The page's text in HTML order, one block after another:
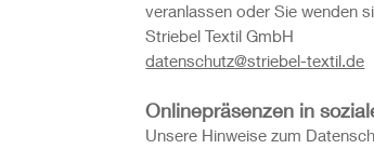
veranlassen oder Sie wenden
Striebel Textil GmbH
datenschutz@striebel-textil.de
Onlinepräsenzen in
Unsere Hinweise zum